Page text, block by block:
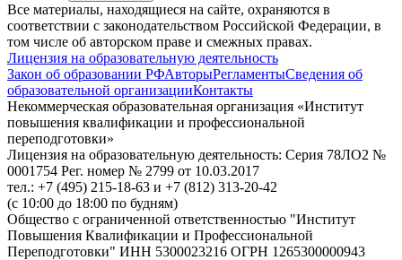
Все материалы, находящиеся на сайте, охраняются в
соответствии с законодательством Российской Федерации, в
том числе об авторском праве и смежных правах.
Лицензия на образовательную деятельность
Закон об образовании РФАвторыРегламентыСведения об
образовательной организацииКонтакты
Некоммерческая образовательная организация «Институт
повышения квалификации и профессиональной
переподготовки»
Лицензия на образовательную деятельность: Серия 78ЛО2 №
0001754 Рег. номер № 2799 от 10.03.2017
тел.: +7 (495) 215-18-63 и +7 (812) 313-20-42
(с 10:00 до 18:00 по будням)
Общество с ограниченной ответственностью "Институт
Повышения Квалификации и Профессиональной
Переподготовки" ИНН 5300023216 ОГРН 1265300000943